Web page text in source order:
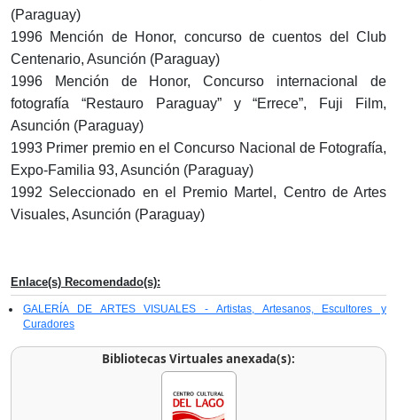
(Paraguay)
1996 Mención de Honor, concurso de cuentos del Club
Centenario, Asunción (Paraguay)
1996 Mención de Honor, Concurso internacional de
fotografía “Restauro Paraguay” y “Errece”, Fuji Film,
Asunción (Paraguay)
1993 Primer premio en el Concurso Nacional de Fotografía,
Expo-Familia 93, Asunción (Paraguay)
1992 Seleccionado en el Premio Martel, Centro de Artes
Visuales, Asunción (Paraguay)
Enlace(s) Recomendado(s):
GALERÍA DE ARTES VISUALES - Artistas, Artesanos, Escultores y
Curadores
Bibliotecas Virtuales anexada(s):